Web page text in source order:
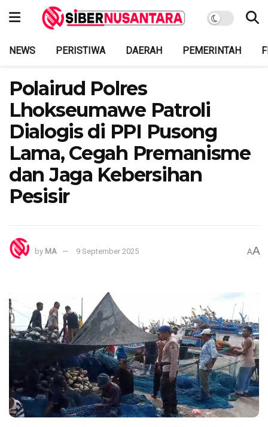
NEWS PERISTIWA DAERAH PEMERINTAH
Polairud Polres
Lhokseumawe Patroli
Dialogis di PPI Pusong
Lama, Cegah Premanisme
dan Jaga Kebersihan
Pesisir
by MA 9 September 2025 AA